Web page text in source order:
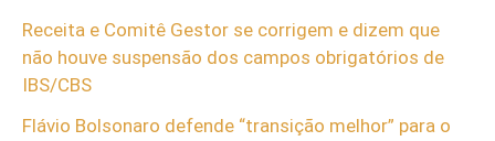
Receita e Comitê Gestor se corrigem e dizem que
não houve suspensão dos campos obrigatórios de
IBS/CBS
Flávio Bolsonaro defende “transição melhor” para o